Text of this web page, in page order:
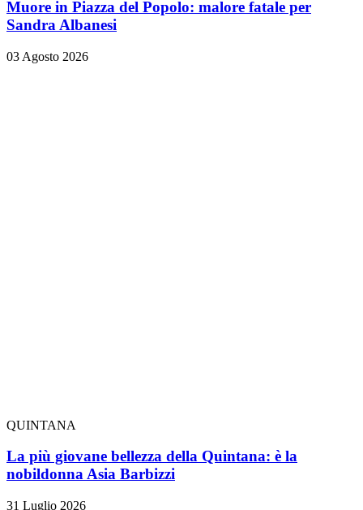
Muore in Piazza del Popolo: malore fatale per
Sandra Albanesi
03 Agosto 2026
QUINTANA
La più giovane bellezza della Quintana: è la
nobildonna Asia Barbizzi
31 Luglio 2026